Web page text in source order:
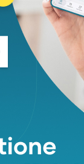
e a tutti
di